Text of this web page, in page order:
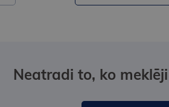
Neatradi to, ko